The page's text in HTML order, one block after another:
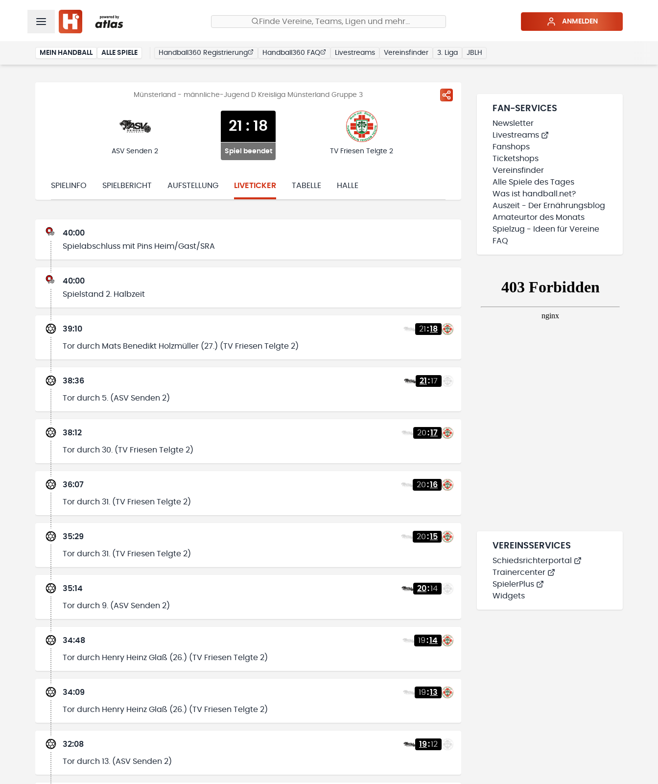
Finde Vereine, Teams, Ligen und mehr… ANMELDEN
MEIN HANDBALL ALLE SPIELE Handball360 Registrierung Handball360 FAQ Livestreams Vereinsfinder 3. Liga JBLH
Münsterland - männliche-Jugend D Kreisliga Münsterland Gruppe 3
ASV Senden 2
21 : 18
Spiel beendet TV Friesen Telgte 2
SPIELINFO SPIELBERICHT AUFSTELLUNG LIVETICKER TABELLE HALLE
40:00
Spielabschluss mit Pins Heim/Gast/SRA
40:00
Spielstand 2. Halbzeit
39:10 21 :18
Tor durch Mats Benedikt Holzmüller (27.) (TV Friesen Telgte 2)
38:36 21 :17
Tor durch 5. (ASV Senden 2)
38:12 20:17
Tor durch 30. (TV Friesen Telgte 2)
36:07 20:16
Tor durch 31. (TV Friesen Telgte 2)
35:29 20:15
Tor durch 31. (TV Friesen Telgte 2)
35:14 20:14
Tor durch 9. (ASV Senden 2)
34:48 19:14
Tor durch Henry Heinz Glaß (26.) (TV Friesen Telgte 2)
34:09 19:13
Tor durch Henry Heinz Glaß (26.) (TV Friesen Telgte 2)
32:08 19:12
Tor durch 13. (ASV Senden 2)
FAN-SERVICES
Newsletter
Livestreams
Fanshops
Ticketshops
Vereinsfinder
Alle Spiele des Tages
Was ist handball.net?
Auszeit - Der Ernährungsblog
Amateurtor des Monats
Spielzug - Ideen für Vereine
FAQ
VEREINSSERVICES
Schiedsrichterportal
Trainercenter
SpielerPlus
Widgets